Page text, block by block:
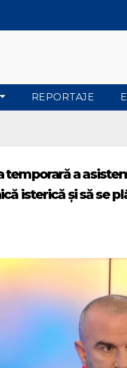
REPORTAJE
temporară a
isterică și să se